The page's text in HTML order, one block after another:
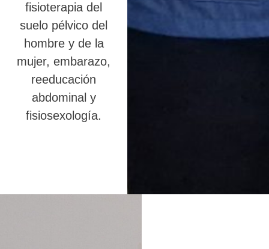
fisioterapia del
suelo pélvico del
hombre y de la
mujer, embarazo,
reeducación
abdominal y
fisiosexología.